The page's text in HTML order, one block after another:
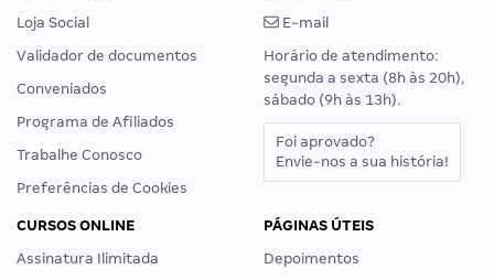
Loja Social
Validador de documentos
Conveniados
Programa de Afiliados
Trabalhe Conosco
Preferências de Cookies
E-mail
Horário de atendimento:
segunda a sexta (8h às 20h),
sábado (9h às 13h).
Foi aprovado?
Envie-nos a sua história!
CURSOS ONLINE
Assinatura Ilimitada
PÁGINAS ÚTEIS
Depoimentos